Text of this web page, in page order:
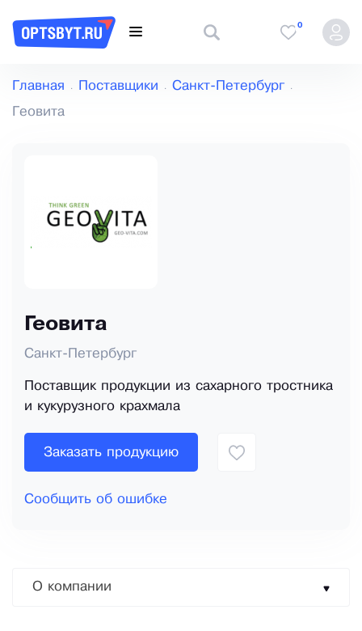
0
Главная Поставщики Санкт-Петербург
Геовита
Геовита
Санкт-Петербург
Поставщик продукции из сахарного тростника
и кукурузного крахмала
Заказать продукцию
Сообщить об ошибке
О компании